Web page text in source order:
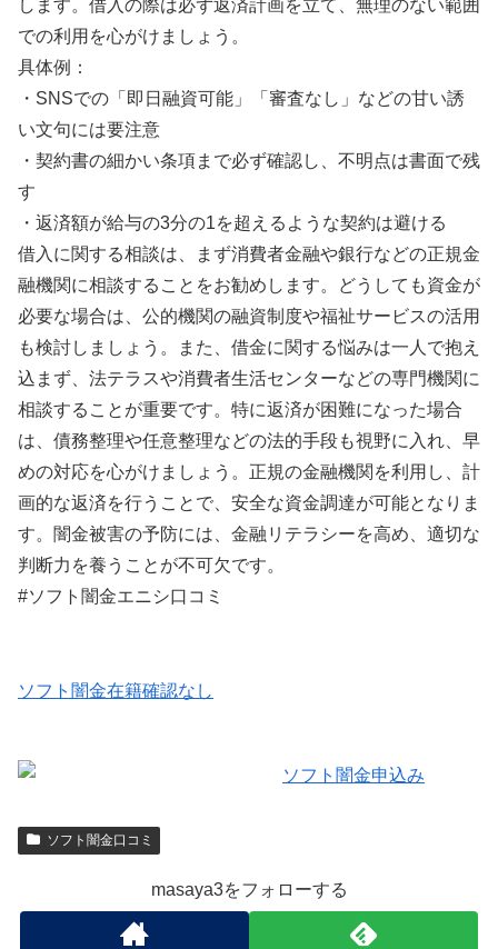
します。借入の際は必ず返済計画を立て、無理のない範囲
での利用を心がけましょう。
具体例：
・SNSでの「即日融資可能」「審査なし」などの甘い誘
い文句には要注意
・契約書の細かい条項まで必ず確認し、不明点は書面で残
す
・返済額が給与の3分の1を超えるような契約は避ける
借入に関する相談は、まず消費者金融や銀行などの正規金
融機関に相談することをお勧めします。どうしても資金が
必要な場合は、公的機関の融資制度や福祉サービスの活用
も検討しましょう。また、借金に関する悩みは一人で抱え
込まず、法テラスや消費者生活センターなどの専門機関に
相談することが重要です。特に返済が困難になった場合
は、債務整理や任意整理などの法的手段も視野に入れ、早
めの対応を心がけましょう。正規の金融機関を利用し、計
画的な返済を行うことで、安全な資金調達が可能となりま
す。闇金被害の予防には、金融リテラシーを高め、適切な
判断力を養うことが不可欠です。
#ソフト闇金エニシ口コミ
ソフト闇金在籍確認なし
ソフト闇金口コミ
masaya3をフォローする